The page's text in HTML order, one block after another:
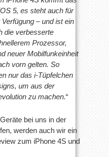
5, es steht auch für
– und ist ein
die verbesserte
Prozessor,
neuer Mobilfunkeinheit
vorn gelten. So
nur das i-Tüpfelchen
um aus der
zu machen.“
bei uns in der
werden auch wir ein
zum iPhone 4S und